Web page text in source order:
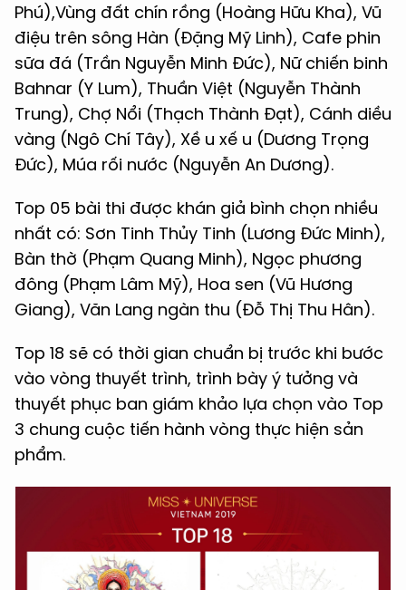
Phú),Vùng đất chín rồng (Hoàng Hữu Kha), Vũ
điệu trên sông Hàn (Đặng Mỹ Linh), Cafe phin
sữa đá (Trần Nguyễn Minh Đức), Nữ chiến binh
Bahnar (Y Lum), Thuần Việt (Nguyễn Thành
Trung), Chợ Nổi (Thạch Thành Đạt), Cánh diều
vàng (Ngô Chí Tây), Xề u xế u (Dương Trọng
Đức), Múa rối nước (Nguyễn An Dương).
Top 05 bài thi được khán giả bình chọn nhiều
nhất có: Sơn Tinh Thủy Tinh (Lương Đức Minh),
Bàn thờ (Phạm Quang Minh), Ngọc phương
đông (Phạm Lâm Mỹ), Hoa sen (Vũ Hương
Giang), Văn Lang ngàn thu (Đỗ Thị Thu Hân).
Top 18 sẽ có thời gian chuẩn bị trước khi bước
vào vòng thuyết trình, trình bày ý tưởng và
thuyết phục ban giám khảo lựa chọn vào Top
3 chung cuộc tiến hành vòng thực hiện sản
phẩm.